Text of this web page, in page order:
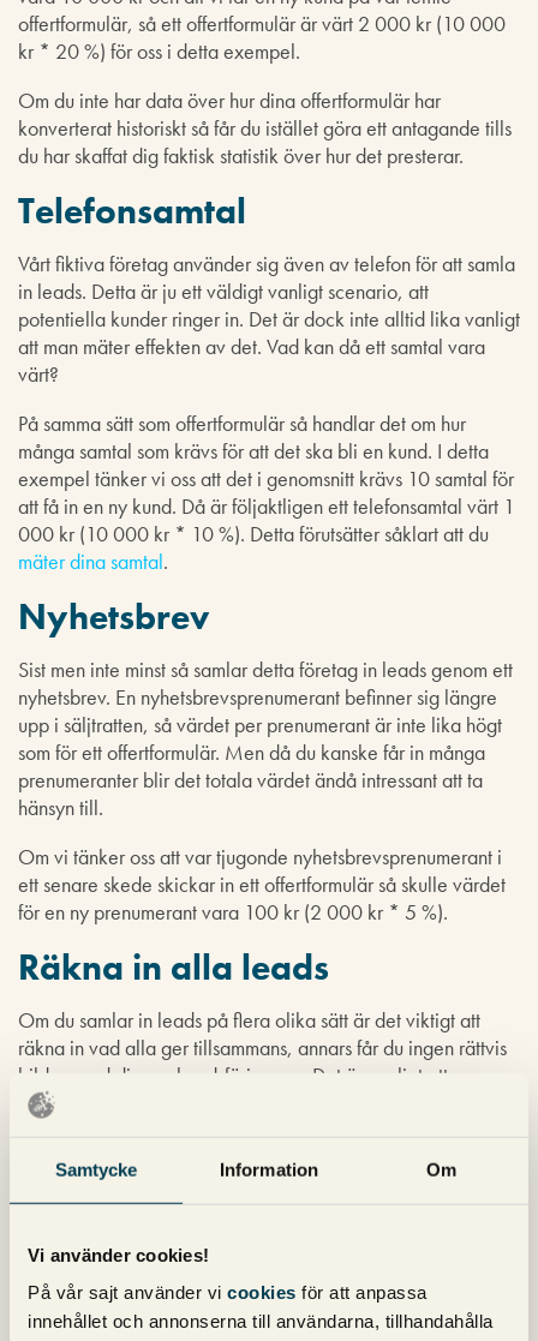
Samtycke Information Om
Vi använder cookies!
På vår sajt använder vi cookies för att anpassa
innehållet och annonserna till användarna, tillhandahålla
offertformulär, så ett offertformulär är värt 2 000 kr (10 000
kr * 20 %) för oss i detta exempel.
Om du inte har data över hur dina offertformulär har
konverterat historiskt så får du istället göra ett antagande tills
du har skaffat dig faktisk statistik över hur det presterar.
Telefonsamtal
Vårt fiktiva företag använder sig även av telefon för att samla
in leads. Detta är ju ett väldigt vanligt scenario, att
potentiella kunder ringer in. Det är dock inte alltid lika vanligt
att man mäter effekten av det. Vad kan då ett samtal vara
värt?
På samma sätt som offertformulär så handlar det om hur
många samtal som krävs för att det ska bli en kund. I detta
exempel tänker vi oss att det i genomsnitt krävs 10 samtal för
att få in en ny kund. Då är följaktligen ett telefonsamtal värt 1
000 kr (10 000 kr * 10 %). Detta förutsätter såklart att du
mäter dina samtal.
Nyhetsbrev
Sist men inte minst så samlar detta företag in leads genom ett
nyhetsbrev. En nyhetsbrevsprenumerant befinner sig längre
upp i säljtratten, så värdet per prenumerant är inte lika högt
som för ett offertformulär. Men då du kanske får in många
prenumeranter blir det totala värdet ändå intressant att ta
hänsyn till.
Om vi tänker oss att var tjugonde nyhetsbrevsprenumerant i
ett senare skede skickar in ett offertformulär så skulle värdet
för en ny prenumerant vara 100 kr (2 000 kr * 5 %).
Räkna in alla leads
Om du samlar in leads på flera olika sätt är det viktigt att
räkna in vad alla ger tillsammans, annars får du ingen rättvis
bild av vad din marknadsföring ger. Det är vanligt att man
som företag enbart utvärderar mot sitt ”viktigaste” sätt att få in
nya leads. Nedan jämför jag hur resultatet blir om vi för ovan
exempel bara tar hänsyn till offertformulär eller tar hänsyn till
alla leadskällor:
+ Offertformulär: 10 st / månad värda 2 000 kr st
– Marknadsföringsinvestering: 30 000 kr / per månad